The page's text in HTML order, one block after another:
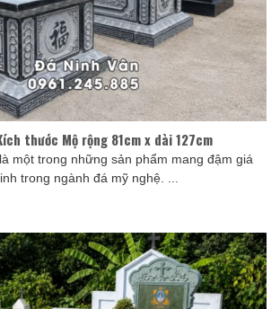
thước Mộ rộng 81cm x dài 127cm
một trong những sản phẩm mang đậm giá
trong ngành đá mỹ nghệ. ...